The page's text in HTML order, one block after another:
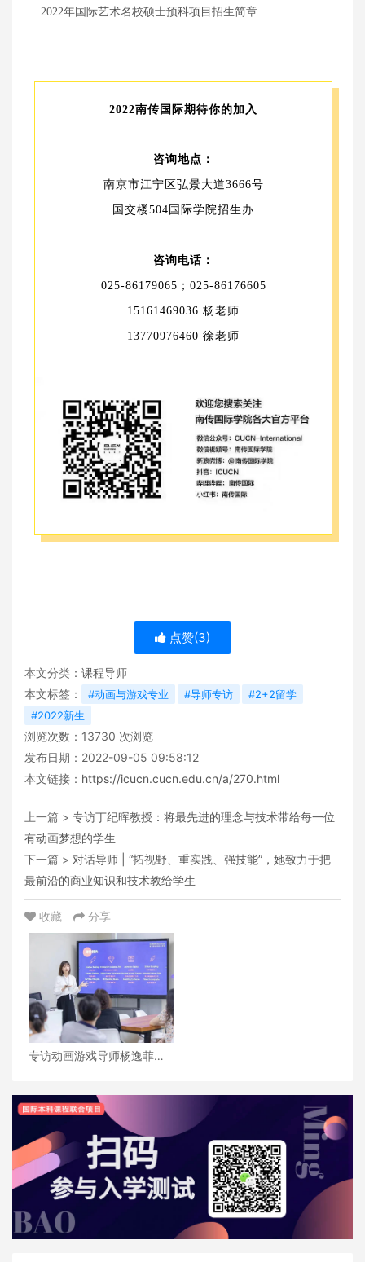
2022年国际艺术名校硕士预科项目招生简章
2022南传国际期待你的加入
咨询地点：
南京市江宁区弘景大道3666号
国交楼504国际学院招生办
咨询电话：
025-86179065；025-86176605
15161469036 杨老师
13770976460 徐老师
点赞(3)
本文分类： 课程导师
本文标签：
#动画与游戏专业 #导师专访
#2+2留学
#2022新生
浏览次数： 13730 次浏览
发布日期：2022-09-05 09:58:12
本文链接： https://icucn.cucn.edu.cn/a/270.html
上一篇 > 专访丁纪晖教授：将最先进的理念与技术带给每一位
有动画梦想的学生
下一篇 > 对话导师 | “拓视野、重实践、强技能”，她致力于把
最前沿的商业知识和技术教给学生
收藏 分享
专访动画游戏导师杨逸菲：